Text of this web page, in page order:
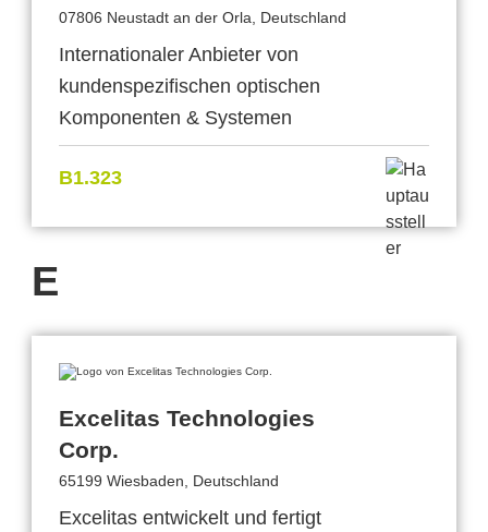
07806 Neustadt an der Orla, Deutschland
Internationaler Anbieter von
kundenspezifischen optischen
Komponenten & Systemen
B1.323
E
Excelitas Technologies
Corp.
65199 Wiesbaden, Deutschland
Excelitas entwickelt und fertigt